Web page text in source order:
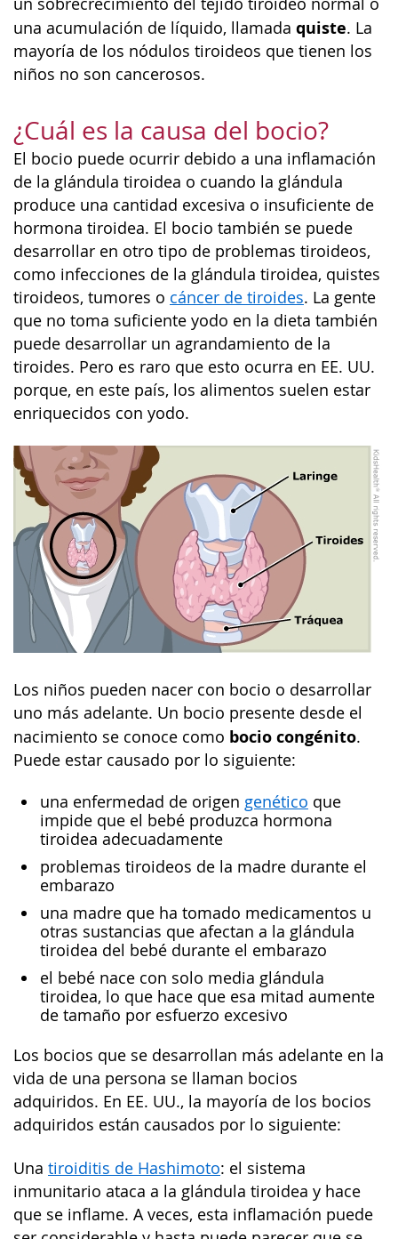
una acumulación de líquido, llamada quiste. La
mayoría de los nódulos tiroideos que tienen los
niños no son cancerosos.
¿Cuál es la causa del bocio?
El bocio puede ocurrir debido a una inflamación
de la glándula tiroidea o cuando la glándula
produce una cantidad excesiva o insuficiente de
hormona tiroidea. El bocio también se puede
desarrollar en otro tipo de problemas tiroideos,
como infecciones de la glándula tiroidea, quistes
tiroideos, tumores o cáncer de tiroides. La gente
que no toma suficiente yodo en la dieta también
puede desarrollar un agrandamiento de la
tiroides. Pero es raro que esto ocurra en EE. UU.
porque, en este país, los alimentos suelen estar
enriquecidos con yodo.
Los niños pueden nacer con bocio o desarrollar
uno más adelante. Un bocio presente desde el
nacimiento se conoce como bocio congénito.
Puede estar causado por lo siguiente:
una enfermedad de origen genético que
impide que el bebé produzca hormona
tiroidea adecuadamente
problemas tiroideos de la madre durante el
embarazo
una madre que ha tomado medicamentos u
otras sustancias que afectan a la glándula
tiroidea del bebé durante el embarazo
el bebé nace con solo media glándula
tiroidea, lo que hace que esa mitad aumente
de tamaño por esfuerzo excesivo
Los bocios que se desarrollan más adelante en la
vida de una persona se llaman bocios
adquiridos. En EE. UU., la mayoría de los bocios
adquiridos están causados por lo siguiente:
Una tiroiditis de Hashimoto: el sistema
inmunitario ataca a la glándula tiroidea y hace
que se inflame. A veces, esta inflamación puede